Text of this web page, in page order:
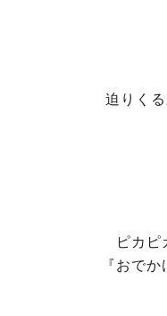
迫りくる
ピカ
『おで